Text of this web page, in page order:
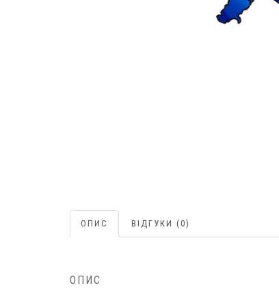
ОПИС ВІДГУКИ (0)
ОПИС